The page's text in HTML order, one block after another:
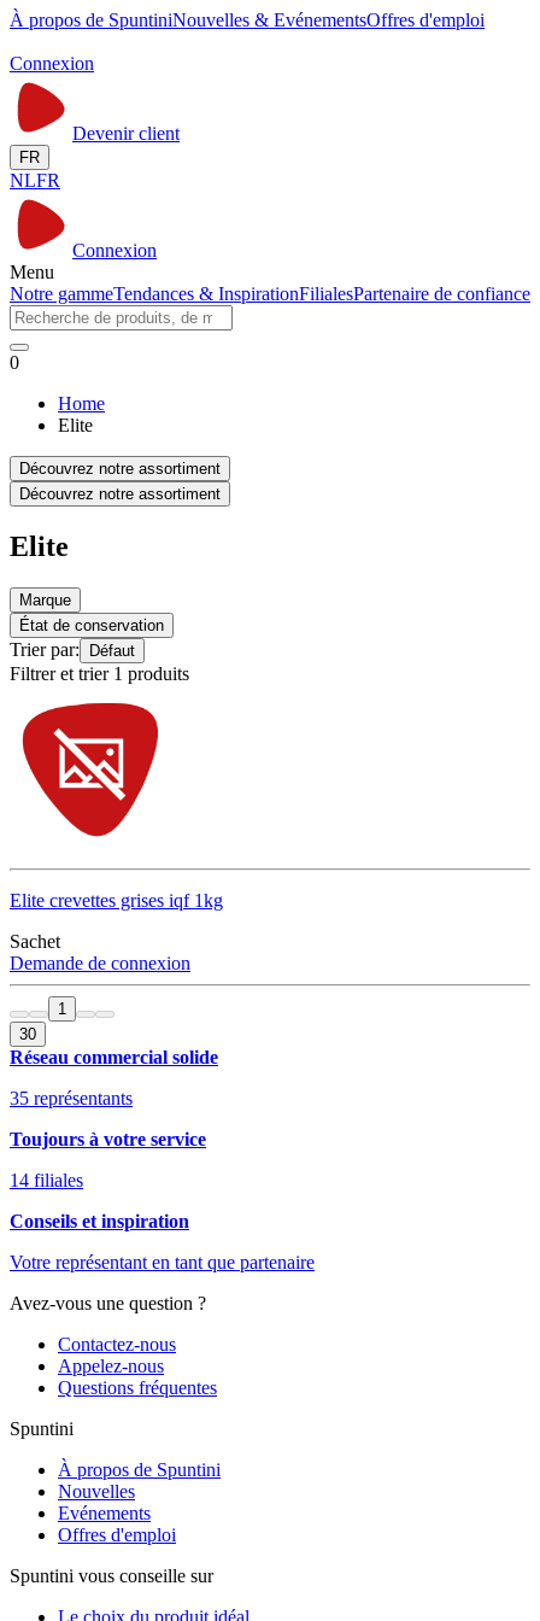
À propos de SpuntiniNouvelles & EvénementsOffres d'emploi
Connexion
Devenir client
FR
NLFR
Connexion
Menu
Notre gammeTendances & InspirationFilialesPartenaire de confiance
0
Home
Elite
Découvrez notre assortiment
Découvrez notre assortiment
Elite
Marque
État de conservation
Trier par: Défaut
Filtrer et trier 1 produits
Elite crevettes grises iqf 1kg
Sachet
Demande de connexion
1
30
Réseau commercial solide
35 représentants
Toujours à votre service
14 filiales
Conseils et inspiration
Votre représentant en tant que partenaire
Avez-vous une question ?
Contactez-nous
Appelez-nous
Questions fréquentes
Spuntini
À propos de Spuntini
Nouvelles
Evénements
Offres d'emploi
Spuntini vous conseille sur
Le choix du produit idéal